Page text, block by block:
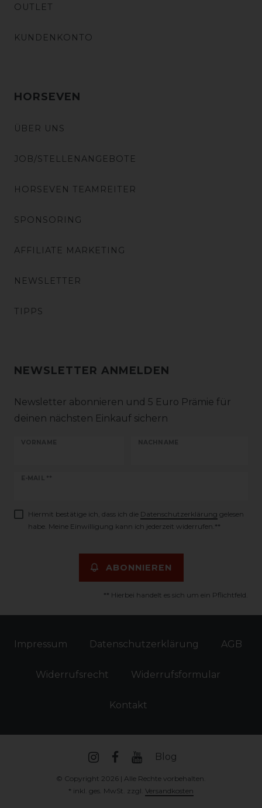
OUTLET
KUNDENKONTO
HORSEVEN
ÜBER UNS
JOB/STELLENANGEBOTE
HORSEVEN TEAMREITER
SPONSORING
AFFILIATE MARKETING
NEWSLETTER
TIPPS
NEWSLETTER ANMELDEN
Newsletter abonnieren und 5 Euro Prämie für
deinen nächsten Einkauf sichern
VORNAME NACHNAME
E-MAIL **
Newsletter
Hiermit bestätige ich, dass ich die Daten­schutz­erklärung gelesen
habe. Meine Einwilligung kann ich jederzeit widerrufen.**
ABONNIEREN
** Hierbei handelt es sich um ein Pflichtfeld.
Impressum Daten­schutz­erklärung AGB
Widerrufs­recht Widerrufs­formular
Kontakt
Blog
© Copyright 2026 | Alle Rechte vorbehalten.
* inkl. ges. MwSt. zzgl. Versandkosten